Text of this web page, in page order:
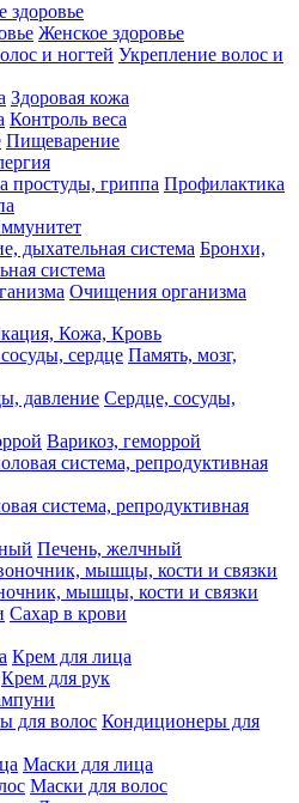
здоровье
Женское здоровье
Укрепление волос и
Здоровая кожа
Контроль веса
Пищеварение
Профилактика
Бронхи,
система
Очищения организма
Кожа, Кровь
Память, мозг,
Сердце, сосуды,
Варикоз, геморрой
система, репродуктивная
Печень, желчный
мышцы, кости и связки
Сахар в крови
Крем для лица
Крем для рук
Кондиционеры для
Маски для лица
Маски для волос